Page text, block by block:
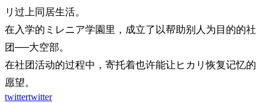
リ过上同居生活。
在入学的ミレニア学園里，成立了以帮助别人为目的的社
团──大空部。
在社团活动的过程中，寄托着也许能让ヒカリ恢复记忆的
愿望。
twittertwitter